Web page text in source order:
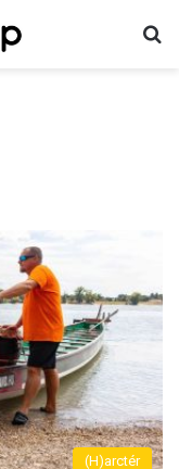
(H)arctér